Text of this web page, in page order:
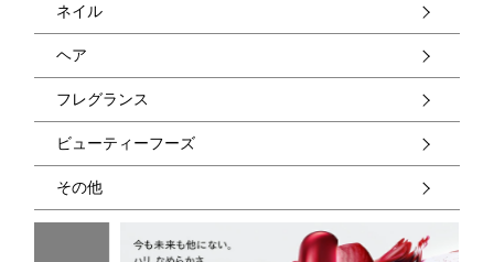
ネイル
ヘア
フレグランス
ビューティーフーズ
その他